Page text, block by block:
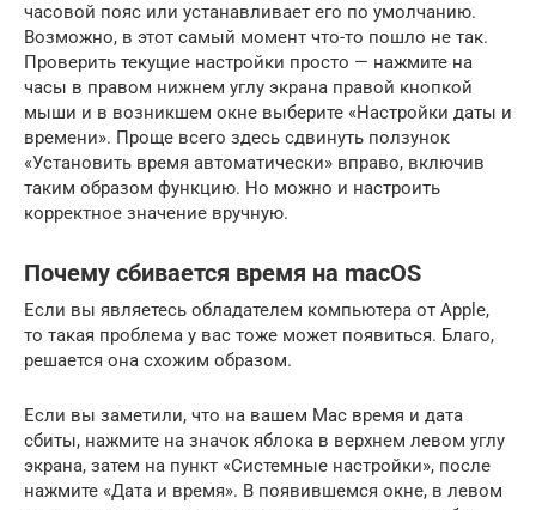
часовой пояс или устанавливает его по умолчанию.
Возможно, в этот самый момент что-то пошло не так.
Проверить текущие настройки просто — нажмите на
часы в правом нижнем углу экрана правой кнопкой
мыши и в возникшем окне выберите «Настройки даты и
времени». Проще всего здесь сдвинуть ползунок
«Установить время автоматически» вправо, включив
таким образом функцию. Но можно и настроить
корректное значение вручную.
Почему сбивается время на macOS
Если вы являетесь обладателем компьютера от Apple,
то такая проблема у вас тоже может появиться. Благо,
решается она схожим образом.
Если вы заметили, что на вашем Mac время и дата
сбиты, нажмите на значок яблока в верхнем левом углу
экрана, затем на пункт «Системные настройки», после
нажмите «Дата и время». В появившемся окне, в левом